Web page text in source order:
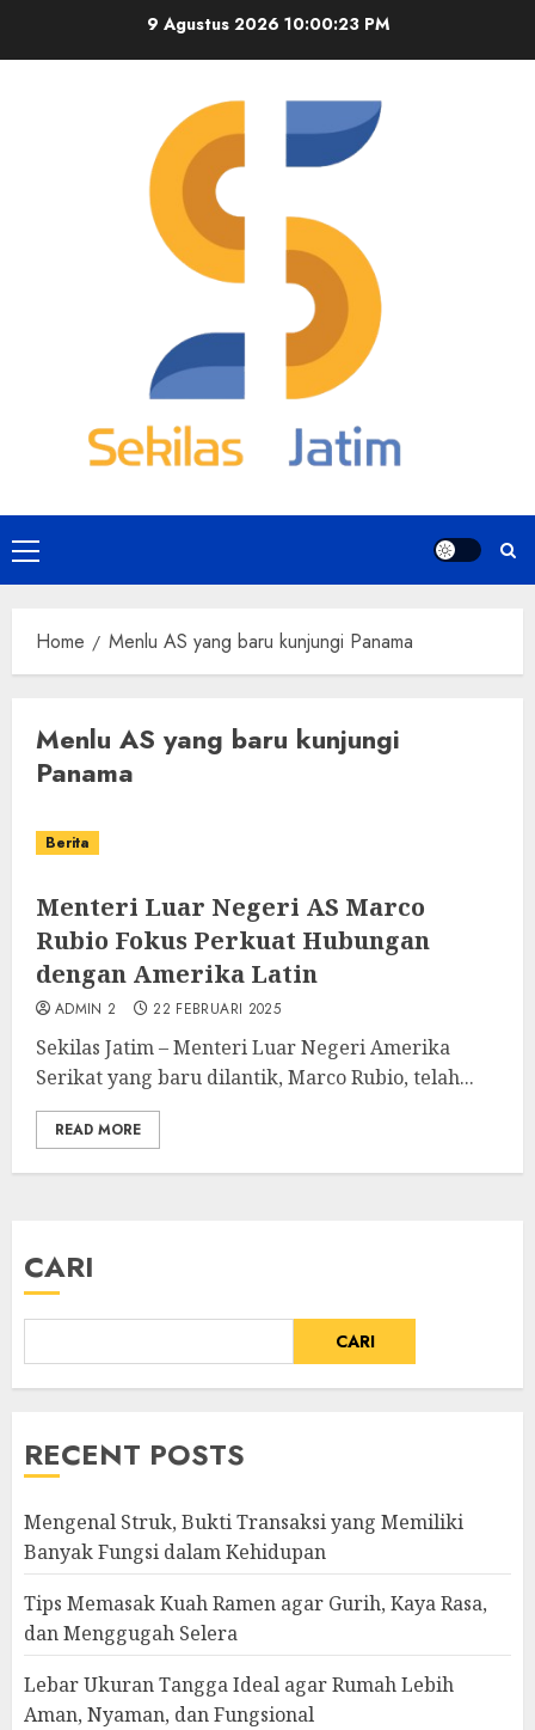
9 Agustus 2026 10:00:23 PM
Primary
Menu
Home Menlu AS yang baru kunjungi Panama
Menlu AS yang baru kunjungi
Panama
Berita
Menteri Luar Negeri AS Marco
Rubio Fokus Perkuat Hubungan
dengan Amerika Latin
ADMIN 2 22 FEBRUARI 2025
Sekilas Jatim – Menteri Luar Negeri Amerika
Serikat yang baru dilantik, Marco Rubio, telah...
READ MORE
CARI
CARI
RECENT POSTS
Mengenal Struk, Bukti Transaksi yang Memiliki
Banyak Fungsi dalam Kehidupan
Tips Memasak Kuah Ramen agar Gurih, Kaya Rasa,
dan Menggugah Selera
Lebar Ukuran Tangga Ideal agar Rumah Lebih
Aman, Nyaman, dan Fungsional